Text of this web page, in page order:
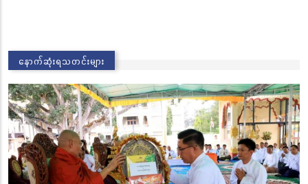
နောက်ဆုံးရသတင်းများ